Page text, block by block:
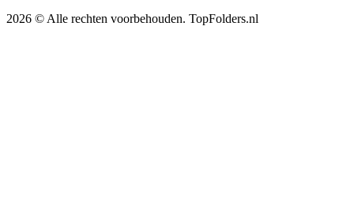
2026 © Alle rechten voorbehouden. TopFolders.nl